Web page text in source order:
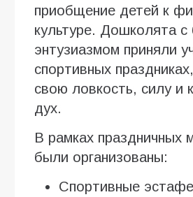
приобщение детей к
культуре. Дошколята
энтузиазмом приняли
спортивных
свою ловкость, силу и
дух.
В рамках праздничных
были организованы:
Спортивные